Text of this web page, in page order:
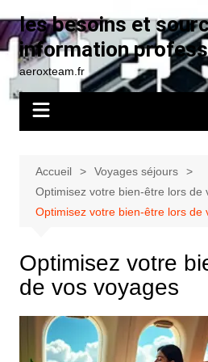
au
contenu
les besoins et
information
aeroxteam.fr
Accueil
Voyages séjours
Optimisez votre bien-être lors de
Optimisez votre bien-être lors de
Optimisez votre
de vos voyages